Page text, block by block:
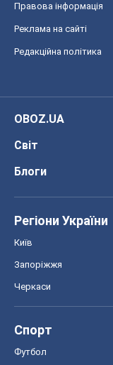
Правова інформація
Реклама на сайті
Редакційна політика
OBOZ.UA
Світ
Блоги
Регіони України
Київ
Запоріжжя
Черкаси
Спорт
Футбол